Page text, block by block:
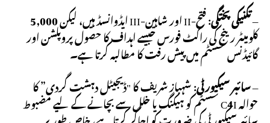
–تکنیکی پختگی : فتح-II اور شاہین-III ایڈوانسڈ ہیں، لیکن 5,000
کلومیٹر رینج کی راکٹ فورس جیسے اہداف کا حصول پروپلشن اور
گائیڈنس سسٹم میں پیش رفت کا مطالبہ کرتا ہے۔
–سائبر سیکیورٹی: شہباز شریف کا "ڈیجیٹل دہشت گردی” کا
حوالہ C4I سسٹم کو ہیکنگ یا خلل سے بچانے کے لیے مضبوط